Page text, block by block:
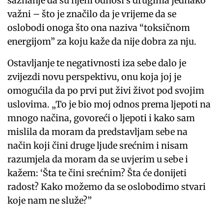
važni – što je značilo da je vrijeme da se
oslobodi onoga što ona naziva “toksičnom
energijom” za koju kaže da nije dobra za nju.
Ostavljanje te negativnosti iza sebe dalo je
zvijezdi novu perspektivu, onu koja joj je
omogućila da po prvi put živi život pod svojim
uslovima. „To je bio moj odnos prema ljepoti na
mnogo načina, govoreći o ljepoti i kako sam
mislila da moram da predstavljam sebe na
način koji čini druge ljude srećnim i nisam
razumjela da moram da se uvjerim u sebe i
kažem: ‘Šta te čini srećnim? Šta će donijeti
radost? Kako možemo da se oslobodimo stvari
koje nam ne služe?”